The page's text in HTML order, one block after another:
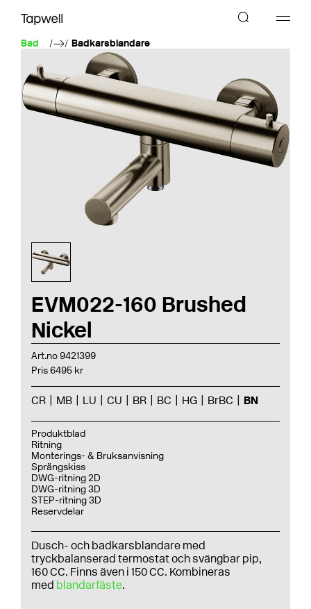
Bad Badkarsblandare
EVM022-160 Brushed
Nickel
Art.no 9421399
Pris 6495 kr
CR MB LU CU BR BC HG BrBC BN
Produktblad
Ritning
Monterings- & Bruksanvisning
Sprängskiss
DWG-ritning 2D
DWG-ritning 3D
STEP-ritning 3D
Reservdelar
Dusch- och badkarsblandare med
tryckbalanserad termostat och svängbar pip,
160 CC. Finns även i 150 CC. Kombineras
med blandarfäste.